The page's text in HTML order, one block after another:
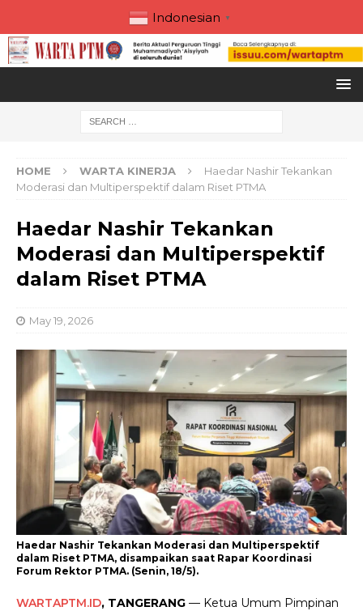
Indonesian ▼
HOME WARTA KINERJA
Haedar Nashir Tekankan
Moderasi dan Multiperspektif dalam Riset PTMA
Haedar Nashir Tekankan
Moderasi dan Multiperspektif
dalam Riset PTMA
May 19, 2026
Haedar Nashir Tekankan Moderasi dan Multiperspektif
dalam Riset PTMA, disampaikan saat Rapar Koordinasi
Forum Rektor PTMA. (Senin, 18/5).
WARTAPTM.ID, TANGERANG — Ketua Umum Pimpinan